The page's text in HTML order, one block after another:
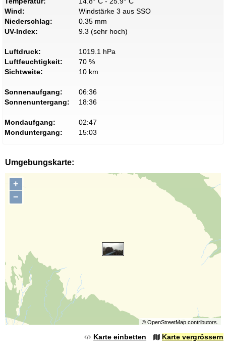
Wind:
Windstärke 3 aus SSO
Niederschlag:
0.35 mm
UV-Index:
9.3 (sehr hoch)
Luftdruck:
1019.1 hPa
Luftfeuchtigkeit:
70 %
Sichtweite:
10 km
Sonnenaufgang:
06:36
Sonnenuntergang:
18:36
Mondaufgang:
02:47
Monduntergang:
15:03
Umgebungskarte:
+
−
© OpenStreetMapcontributors.
Karte einbetten Karte vergrössern